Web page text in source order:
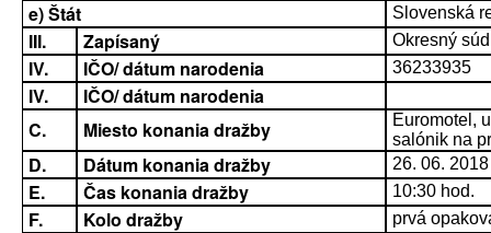
e) Štát Slovenská
III. Zapísaný Okresný
IV. IČO/ dátum narodenia 36233935
IV.
IČO/ dátum narodenia
C.
Miesto konania dražby
Euromotel,
salónik na
D. Dátum konania dražby 26. 06. 2018
E. Čas konania dražby 10:30 hod.
F. Kolo dražby prvá